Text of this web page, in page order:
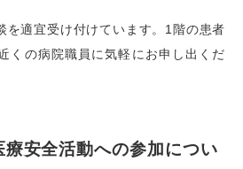
を適宜受け付けています。1階の患者
くの病院職員に気軽にお申し出くだ
安全活動への参加につい